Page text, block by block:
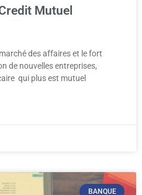
Mutuel
des affaires et le fort
de nouvelles entreprises,
qui plus est mutuel
BANQUE